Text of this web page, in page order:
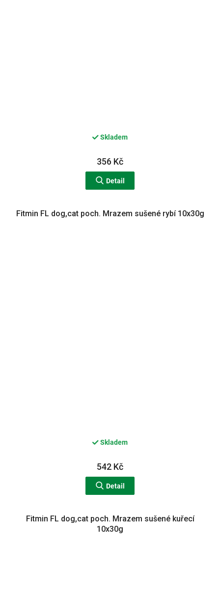
Skladem
356 Kč
Detail
Fitmin FL dog,cat poch. Mrazem sušené rybí 10x30g
Skladem
542 Kč
Detail
Fitmin FL dog,cat poch. Mrazem sušené kuřecí
10x30g